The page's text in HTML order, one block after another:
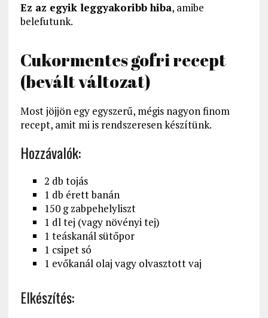
Ez az egyik leggyakoribb hiba, amibe
belefutunk.
Cukormentes gofri recept
(bevált változat)
Most jöjjön egy egyszerű, mégis nagyon finom
recept, amit mi is rendszeresen készítünk.
Hozzávalók:
2 db tojás
1 db érett banán
150 g zabpehelyliszt
1 dl tej (vagy növényi tej)
1 teáskanál sütőpor
1 csipet só
1 evőkanál olaj vagy olvasztott vaj
Elkészítés: